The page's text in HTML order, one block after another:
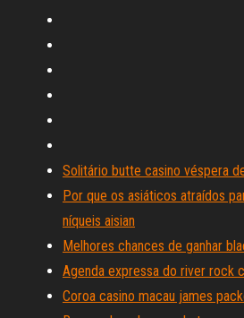
Solitário butte casino véspera
Por que os asiáticos atraídos
níqueis aisian
Melhores chances de ganhar
Agenda expressa do river rock
Coroa casino macau james